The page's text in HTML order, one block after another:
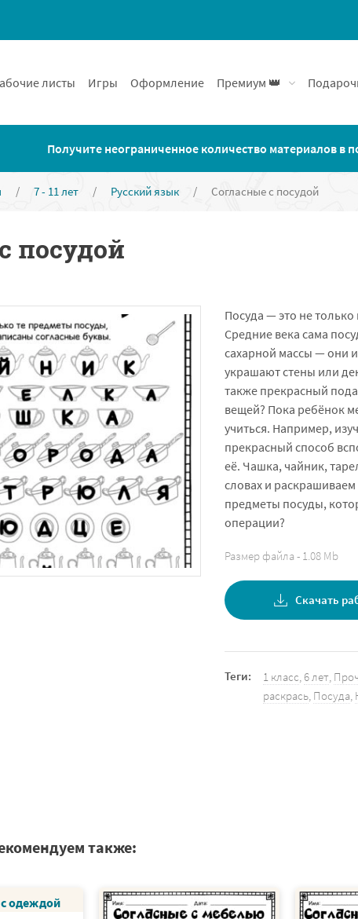
листы Игры Оформление Премиум 👑
Получите неограниченное количество материалов в
/ 7 - 11 лет / Русский язык / Согласные с посудой
посудой
Посуда — это не
Средние века сама
сахарной массы — они
украшают стены или
также прекрасный
вещей? Пока ребёнок
учиться. Например,
прекрасный способ
её. Чашка, чайник,
словах и
предметы посуды,
операции?
Размер файла - 1.08 Mb
Скачать
Теги: 1 класс,6 лет,
раскрась, Посуда,
также: